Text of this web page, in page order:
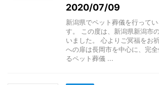
2020/07/09
新潟県でペット葬儀を行って
す。 この度は、新潟県新潟市
いました。 心よりご冥福をお
への扉は長岡市を中心に、完
るペット葬儀 ...